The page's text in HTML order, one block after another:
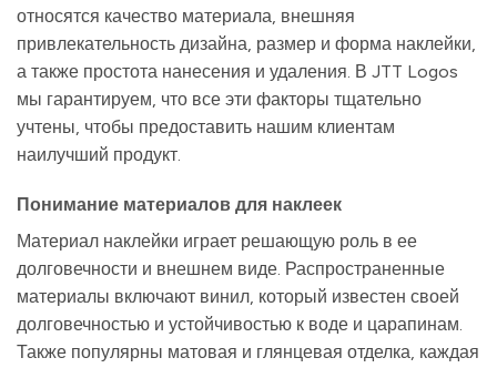
относятся качество материала, внешняя
привлекательность дизайна, размер и форма наклейки,
а также простота нанесения и удаления. В JTT Logos
мы гарантируем, что все эти факторы тщательно
учтены, чтобы предоставить нашим клиентам
наилучший продукт.
Понимание материалов для наклеек
Материал наклейки играет решающую роль в ее
долговечности и внешнем виде. Распространенные
материалы включают винил, который известен своей
долговечностью и устойчивостью к воде и царапинам.
Также популярны матовая и глянцевая отделка, каждая